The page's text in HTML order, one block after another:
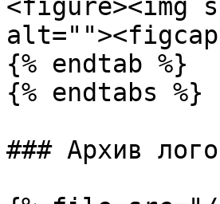
<figure><img
{% endtab %}
{% endtabs %}
### Архив